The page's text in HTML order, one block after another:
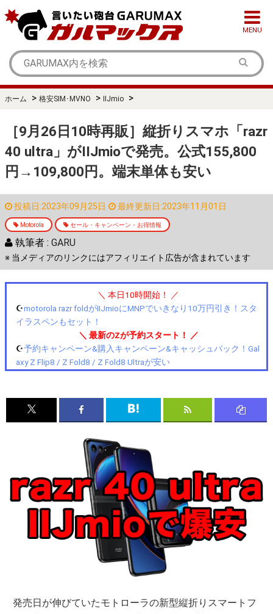
MENU
ホーム > 格安SIM･MVNO > IIJmio >
［9月26日10時再販］縦折りスマホ「razr
40 ultra」がIIJmioで発売。公式155,800
円→109,800円。端末単体も安い
投稿日:2023年09月25日 最終更新日:2023年11月01日
Motorola セール・キャンペーン・お得情報
執筆者 : GARU
※ 当メディアのリンクにはアフィリエイト広告が含まれています
＼ 本日10時開始！ ／
☪️motorola razr foldがIIJmioにMNPでいきなり10万円引き！スタ
イラスペンもセット！
＼ 最新のZが予約スタート！ ／
☪️予約キャンペーン&購入キャンペーン&キャッシュバック！Gal
axy Z Flip8 / Z Fold8 / Z Fold8 Ultraが安い
発売日が伸びていたモトローラの新型縦折りスマートフ